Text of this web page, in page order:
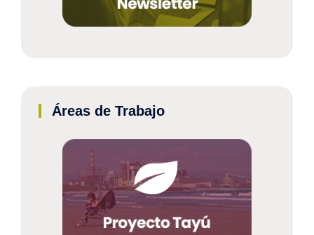
Áreas de Trabajo